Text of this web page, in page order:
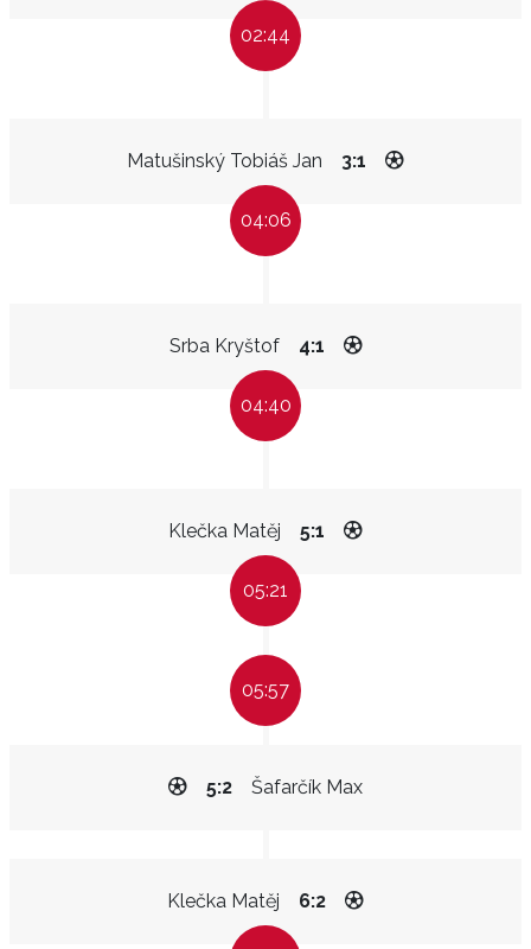
02:44
Matušinský Tobiáš Jan 3:1
04:06
Srba Kryštof 4:1
04:40
Klečka Matěj 5:1
05:21
05:57
Šafarčík Max
5:2
Klečka Matěj 6:2